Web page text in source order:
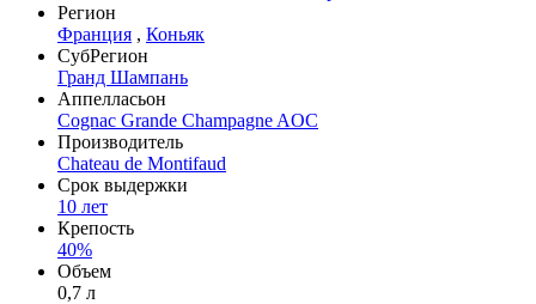
Регион
Франция , Коньяк
СубРегион
Гранд Шампань
Аппелласьон
Cognac Grande Champagne AOC
Производитель
Chateau de Montifaud
Срок выдержки
10 лет
Крепость
40%
Объем
0,7 л